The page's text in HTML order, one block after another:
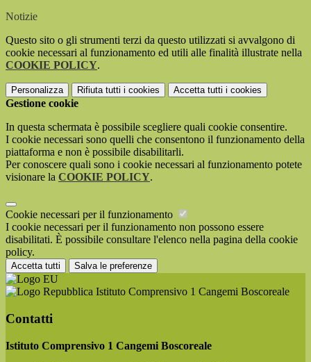
Notizie
Questo sito o gli strumenti terzi da questo utilizzati si avvalgono di
cookie necessari al funzionamento ed utili alle finalità illustrate nella
COOKIE POLICY.
Personalizza Rifiuta tutti i cookies Accetta tutti i cookies
Gestione cookie
In questa schermata è possibile scegliere quali cookie consentire.
I cookie necessari sono quelli che consentono il funzionamento della
piattaforma e non è possibile disabilitarli.
Per conoscere quali sono i cookie necessari al funzionamento potete
visionare la COOKIE POLICY.
Cookie necessari per il funzionamento
I cookie necessari per il funzionamento non possono essere
disabilitati. È possibile consultare l'elenco nella pagina della cookie
policy.
Accetta tutti Salva le preferenze
Istituto Comprensivo 1 Cangemi Boscoreale
Contatti
Istituto Comprensivo 1 Cangemi Boscoreale